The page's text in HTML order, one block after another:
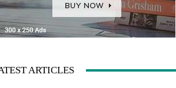
ARTICLES